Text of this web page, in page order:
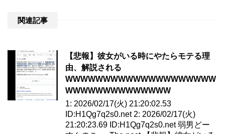
関連記事
【悲報】彼女がいる時にやたらモテる理
由、解説される
WWWWWWWWWWWWWWWWWWWW
WWWWWWWWWWWWWW
1: 2026/02/17(火) 21:20:02.53
ID:H1Qg7q2s0.net 2: 2026/02/17(火)
21:20:23.69 ID:H1Qg7q2s0.net 弱男どー